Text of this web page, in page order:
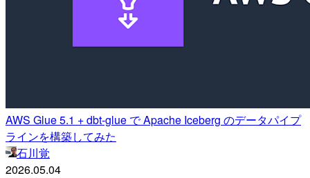
AWS Glue 5.1 + dbt-glue で Apache Iceberg のデータパイプ
ラインを構築してみた
石川覚
2026.05.04